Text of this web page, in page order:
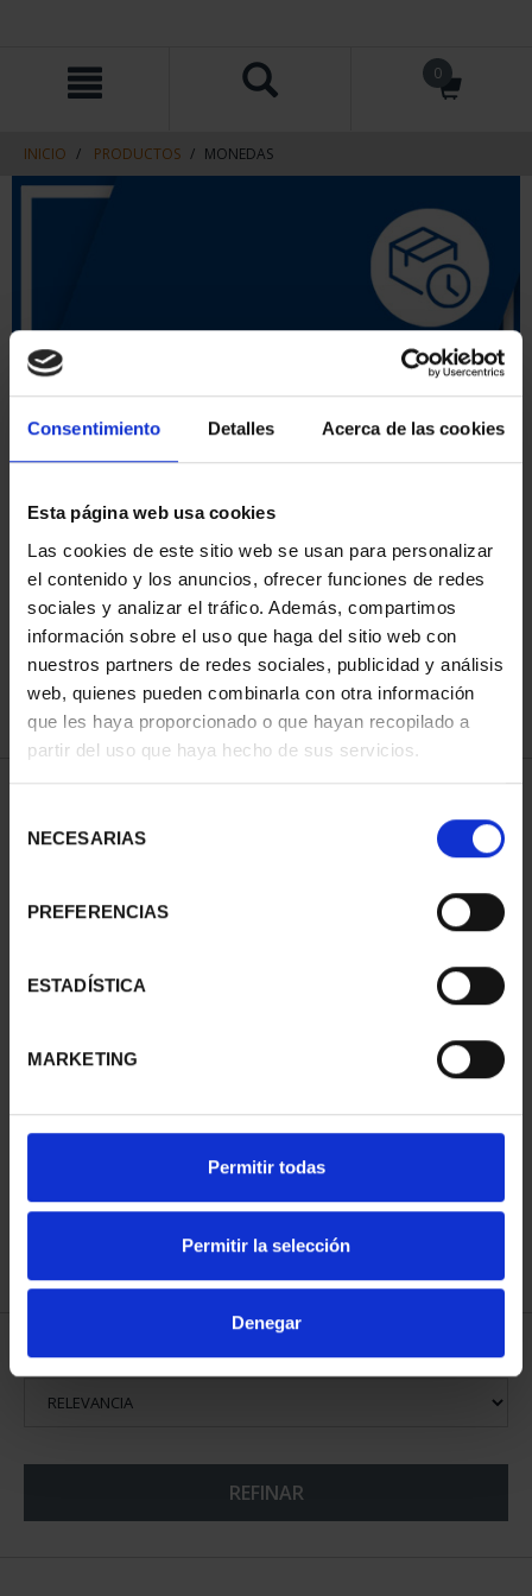
Consentimiento Detalles Acerca de las cookies
Esta página web usa cookies
Las cookies de este sitio web se usan para personalizar
el contenido y los anuncios, ofrecer funciones de redes
sociales y analizar el tráfico. Además, compartimos
información sobre el uso que haga del sitio web con
nuestros partners de redes sociales, publicidad y análisis
web, quienes pueden combinarla con otra información
que les haya proporcionado o que hayan recopilado a
partir del uso que haya hecho de sus servicios.
NECESARIAS
PREFERENCIAS
ESTADÍSTICA
MARKETING
Permitir todas
Permitir la selección
Denegar
contenido
navegacin
0
INICIO PRODUCTOS MONEDAS
ORDENAR POR:
REFINAR
MUNDIAL FIFA 2026 (EM.
2025) 8 REALES
CAMPEONES DEL
MUNDIAL FIFA 2026
ORDENAR POR:
REFINAR